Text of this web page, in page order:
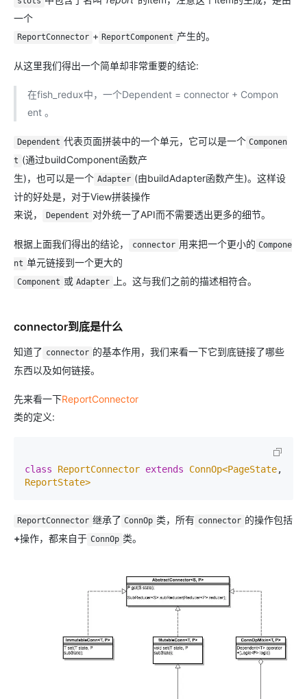
一个
ReportConnector + ReportComponent 产生的。
从这里我们得出一个简单却非常重要的结论:
在fish_redux中，一个Dependent = connector + Compon
ent 。
Dependent 代表页面拼装中的一个单元，它可以是一个 Componen
t (通过buildComponent函数产
生)，也可以是一个 Adapter (由buildAdapter函数产生)。这样设
计的好处是，对于View拼装操作
来说，
Dependent 对外统一了API而不需要透出更多的细节。
根据上面我们得出的结论， connector 用来把一个更小的 Compone
nt 单元链接到一个更大的
Component 或 Adapter 上。这与我们之前的描述相符合。
connector到底是什么
知道了 connector 的基本作用，我们来看一下它到底链接了哪些
东西以及如何链接。
先来看一下ReportConnector
类的定义:
class ReportConnector extends ConnOp<PageState
ReportState>
ReportConnector 继承了 ConnOp 类，所有 connector 的操作包括
+操作，都来自于 ConnOp 类。